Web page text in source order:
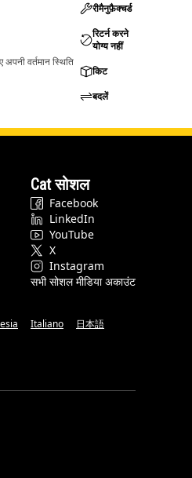
वर्तमान स्थिति
रीमैनुफ़ैक्चर्ड
रिटर्न करने
योग्य नहीं
किट
बदलें
Cat सोशल
Facebook
LinkedIn
YouTube
X
Instagram
सभी सोशल मीडिया अकाउंट
Italiano 日本語